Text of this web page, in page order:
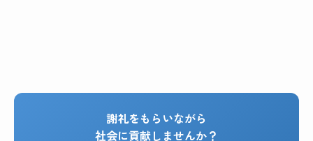
謝礼をもらいながら
社会に貢献しませんか？